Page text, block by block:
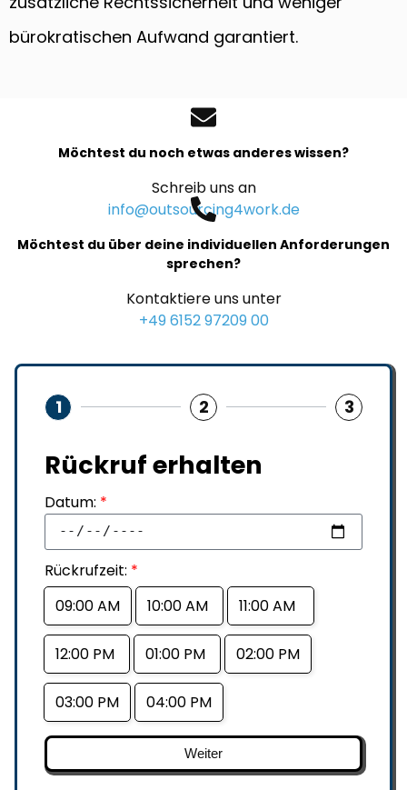
bürokratischen Aufwand garantiert.
Möchtest du noch etwas anderes wissen?
Schreib uns an
info@outsourcing4work.de
Möchtest du über deine individuellen Anforderungen
sprechen?
Kontaktiere uns unter
+49 6152 97209 00
1 2 3
Rückruf erhalten
Datum: *
Rückrufzeit: *
09:00 AM
10:00 AM 11:00 AM
12:00 PM 01:00 PM 02:00 PM
03:00 PM 04:00 PM
Weiter